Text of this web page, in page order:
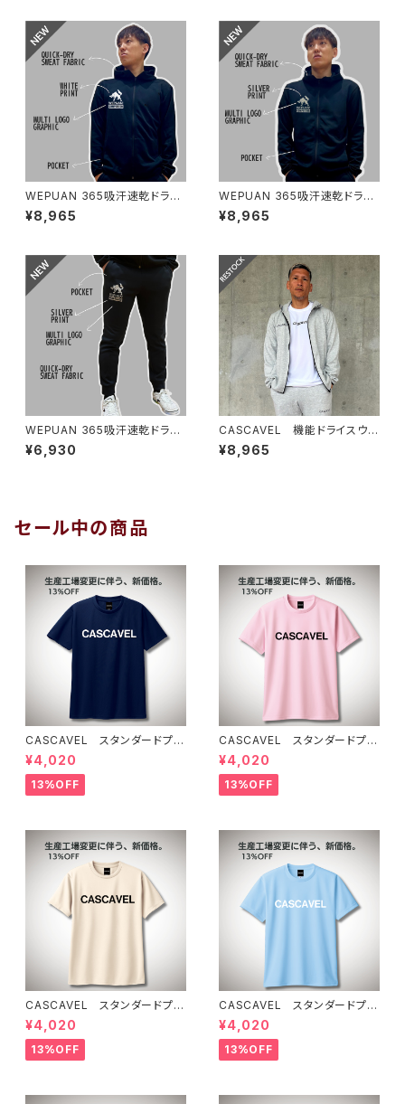
WEPUAN 365吸汗速乾ドライ
スウェットフーディ ブラックホ
ワイト
¥8,965
WEPUAN 365吸汗速乾ドライ
スウェットフーディ ブラックシ
ルバー
¥8,965
WEPUAN 365吸汗速乾ドライ
スウェットパンツ ブラックシル
バー
¥6,930
CASCAVEL 機能ドライスウェ
ットZIPフーディー 杢グレー
¥8,965
セール中の商品
CASCAVEL スタンダードプラ
クティスシャツ ネイビー
¥4,020
13%OFF
CASCAVEL スタンダードプラ
クティスシャツ ライトピンクブ
ラック
¥4,020
13%OFF
CASCAVEL スタンダードプラ
クティスシャツ ライトベージュ
¥4,020
13%OFF
CASCAVEL スタンダードプラ
クティスシャツ ライトブルー
¥4,020
13%OFF